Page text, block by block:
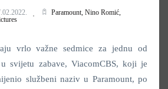
Paramount, Nino Romić,
vrlo važne sedmice za jednu od
svijetu zabave, ViacomCBS, koji je
službeni naziv u Paramount, po